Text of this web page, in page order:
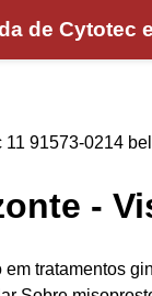
de Cytotec
91573-0214
-
tratamentos